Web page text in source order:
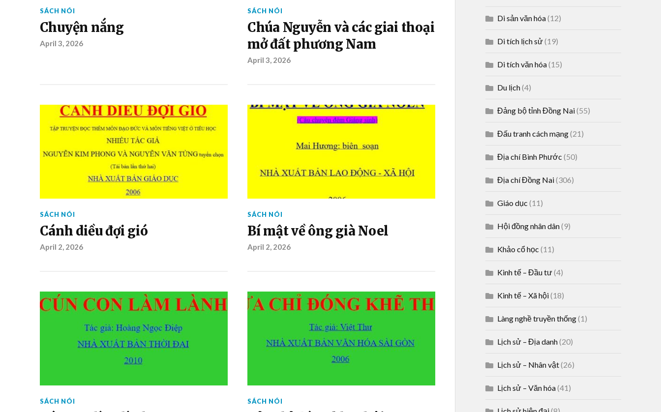
SÁCH NÓI
Chuyện nắng
April 3, 2026
SÁCH NÓI
Chúa Nguyễn và các giai thoại
mở đất phương Nam
April 3, 2026
SÁCH NÓI
Cánh diều đợi gió
April 2, 2026
SÁCH NÓI
Bí mật về ông già Noel
April 2, 2026
SÁCH NÓI SÁCH NÓI
Di sản văn hóa(12)
Di tích lịch sử(19)
Di tích văn hóa(15)
Du lịch(4)
Đảng bộ tỉnh Đồng Nai(55)
Đấu tranh cách mạng(21)
Địa chí Bình Phước (50)
Địa chí Đồng Nai(306)
Giáo dục (11)
Hội đồng nhân dân(9)
Khảo cổ học (11)
Kinh tế – Đầu tư(4)
Kinh tế – Xã hội(18)
Làng nghề truyền thống(1)
Lịch sử – Địa danh(20)
Lịch sử – Nhân vật(26)
Lịch sử – Văn hóa(41)